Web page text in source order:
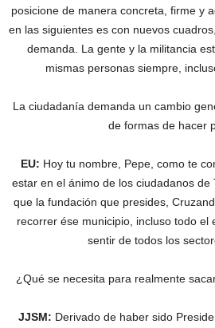
posicione de manera concreta, firme y
en las siguientes es con nuevos
demanda. La gente y la militancia
mismas personas siempre,
La ciudadanía demanda un cambio
de formas de hacer
EU: Hoy tu nombre, Pepe, como te
estar en el ánimo de los ciudadanos de
que la fundación que presides,
recorrer ése municipio, incluso todo el
sentir de todos los
¿Qué se necesita para realmente
JJSM: Derivado de haber sido